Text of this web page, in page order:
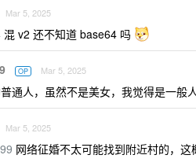
Mar 5, 2025
混 v2 还不知道 base64 吗
OP Mar 5, 2025
通人，虽然不是美女，我觉得是一般
Mar 5, 2025
网络征婚不太可能找到附近村的，这